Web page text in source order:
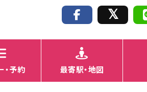
・予約 最寄駅・地図